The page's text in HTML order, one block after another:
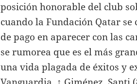
posición honorable del club
cuando la Fundación Qatar
de pago en aparecer con las
se rumorea que es el más
una vida plagada de éxitos y